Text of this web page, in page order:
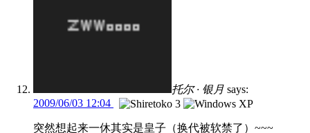
托尔 · 银月 says:
2009/06/03 12:04
突然想起来一休其实是皇子（换代被软禁了）~~~